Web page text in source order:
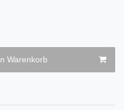
Warenkorb